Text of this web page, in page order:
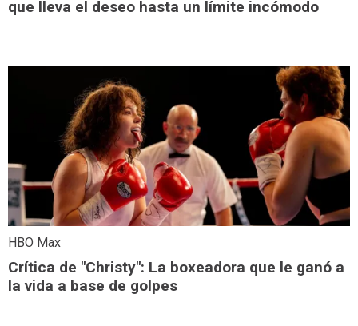
que lleva el deseo hasta un límite incómodo
HBO Max
Crítica de "Christy": La boxeadora que le ganó a
la vida a base de golpes